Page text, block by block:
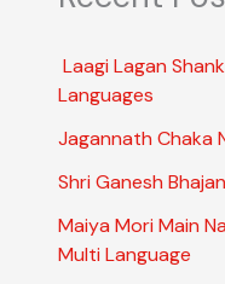
Laagi Lagan
Languages
Jagannath Chaka
Shri Ganesh
Maiya Mori Main
Multi Language